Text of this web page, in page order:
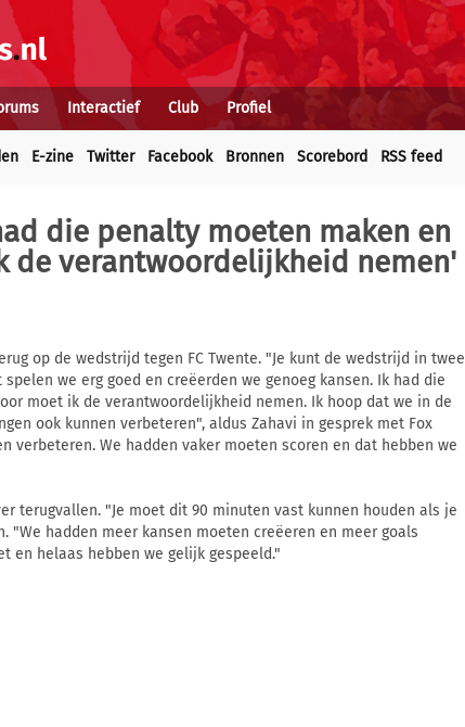
Interactief Club Profiel
E-zine Twitter Facebook Bronnen Scorebord RSS feed
die penalty moeten maken en
de verantwoordelijkheid nemen'
op de wedstrijd tegen FC Twente. "Je kunt de wedstrijd in twee
we erg goed en creëerden we genoeg kansen. Ik had die
moet ik de verantwoordelijkheid nemen. Ik hoop dat we in de
ook kunnen verbeteren", aldus Zahavi in gesprek met Fox
verbeteren. We hadden vaker moeten scoren en dat hebben we
terugvallen. "Je moet dit 90 minuten vast kunnen houden als je
"We hadden meer kansen moeten creëeren en meer goals
en helaas hebben we gelijk gespeeld."